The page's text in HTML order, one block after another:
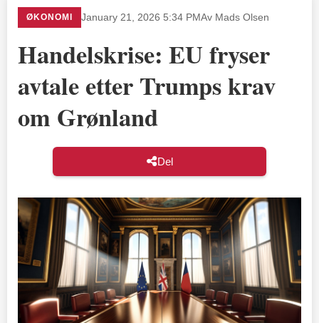
ØKONOMI January 21, 2026 5:34 PMAv Mads Olsen
Handelskrise: EU fryser
avtale etter Trumps krav
om Grønland
Del